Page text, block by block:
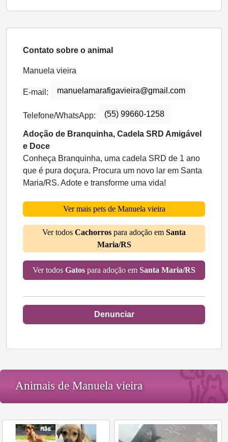
Contato sobre o animal
Manuela vieira
E-mail: manuelamarafigavieira@gmail.com
Telefone/WhatsApp: (55) 99660-1258
Adoção de Branquinha, Cadela SRD Amigável
e Doce
Conheça Branquinha, uma cadela SRD de 1 ano
que é pura doçura. Procura um novo lar em Santa
Maria/RS. Adote e transforme uma vida!
Ver mais pets de Manuela vieira
Ver todos Cachorros para adoção em Santa
Maria/RS
Ver todos Gatos para adoção em Santa Maria/RS
Denunciar
Animais de Manuela vieira